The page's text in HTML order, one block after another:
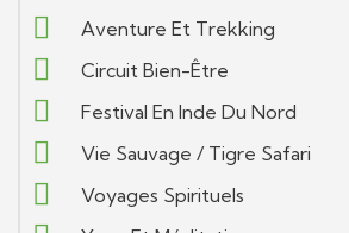
Aventure Et Trekking
Circuit Bien-Être
Festival En Inde Du Nord
Vie Sauvage / Tigre Safari
Voyages Spirituels